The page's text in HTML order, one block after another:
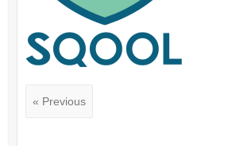
« Previous